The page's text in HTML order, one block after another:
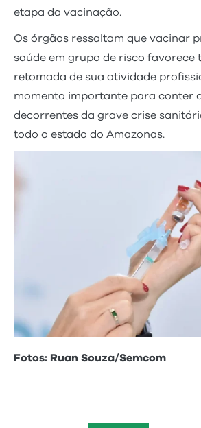
etapa da vacinação.
Os órgãos ressaltam que vacinar
saúde em grupo de risco favorece
retomada de sua atividade
momento importante para conter
decorrentes da grave crise
todo o estado do Amazonas.
Fotos: Ruan Souza/Semcom